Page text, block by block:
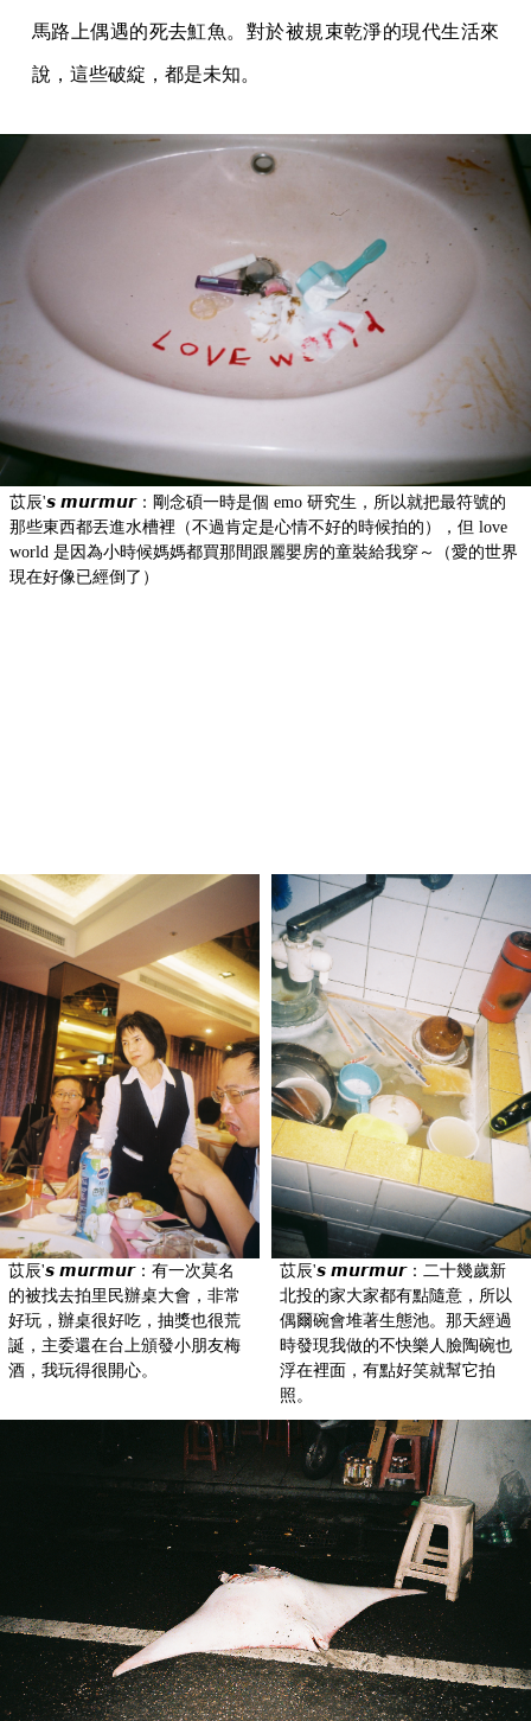
馬路上偶遇的死去魟魚。對於被規束乾淨的現代生活來
說，這些破綻，都是未知。
苡辰'𝙨 𝙢𝙪𝙧𝙢𝙪𝙧：剛念碩一時是個 emo 研究生，所以就把最符號的
那些東西都丟進水槽裡（不過肯定是心情不好的時候拍的），但 love
world 是因為小時候媽媽都買那間跟麗嬰房的童裝給我穿～（愛的世界
現在好像已經倒了）
苡辰'𝙨 𝙢𝙪𝙧𝙢𝙪𝙧：有一次莫名
的被找去拍里民辦桌大會，非常
好玩，辦桌很好吃，抽獎也很荒
誕，主委還在台上頒發小朋友梅
酒，我玩得很開心。
苡辰'𝙨 𝙢𝙪𝙧𝙢𝙪𝙧：二十幾歲新
北投的家大家都有點隨意，所以
偶爾碗會堆著生態池。那天經過
時發現我做的不快樂人臉陶碗也
浮在裡面，有點好笑就幫它拍
照。